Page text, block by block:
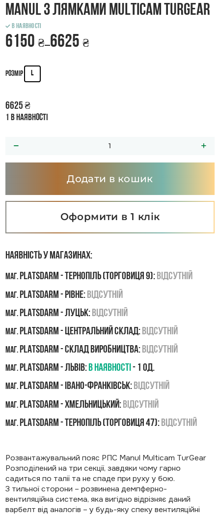
Manul з лямками Multicam TurGear
В наявності
6150 ₴–6625 ₴
Розмір L
6625₴
1 в наявності
Додати в кошик
Оформити в 1 клік
Наявність у магазинах:
маг.PLATSDARM - Тернопіль (Торговиця 9):Відсутній
маг.PLATSDARM - Рівне: Відсутній
маг.PLATSDARM - Луцьк:Відсутній
маг.PLATSDARM - Центральний склад:Відсутній
маг.PLATSDARM - Склад виробництва:Відсутній
маг.PLATSDARM - Львів:В наявності- 1 од.
маг.PLATSDARM - Івано-Франківськ:Відсутній
маг.PLATSDARM - Хмельницький:Відсутній
маг.PLATSDARM - Тернопіль (Торговиця 47):Відсутній
Розвантажувальний пояс РПС Manul Multicam TurGear
Розподілений на три секції, завдяки чому гарно
садиться по талії та не спаде при руху у бою.
З тильної сторони – розвинена демпферно-
вентиляційна система, яка вигідно відрізняє даний
варбелт від аналогів – у будь-яку спеку вентиляційні